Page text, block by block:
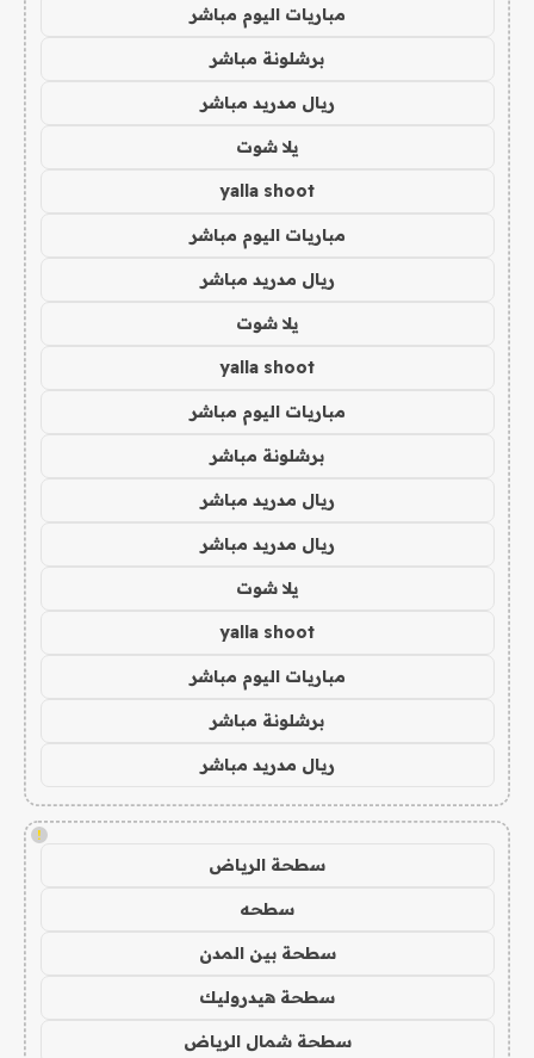
مباريات اليوم مباشر
برشلونة مباشر
ريال مدريد مباشر
يلا شوت
yalla shoot
مباريات اليوم مباشر
ريال مدريد مباشر
يلا شوت
yalla shoot
مباريات اليوم مباشر
برشلونة مباشر
ريال مدريد مباشر
ريال مدريد مباشر
يلا شوت
yalla shoot
مباريات اليوم مباشر
برشلونة مباشر
ريال مدريد مباشر
!
سطحة الرياض
سطحه
سطحة بين المدن
سطحة هيدروليك
سطحة شمال الرياض